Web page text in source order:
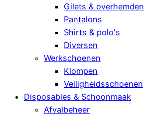
Gilets & overhemden
Pantalons
Shirts & polo's
Diversen
Werkschoenen
Klompen
Veiligheidsschoenen
Disposables & Schoonmaak
Afvalbeheer